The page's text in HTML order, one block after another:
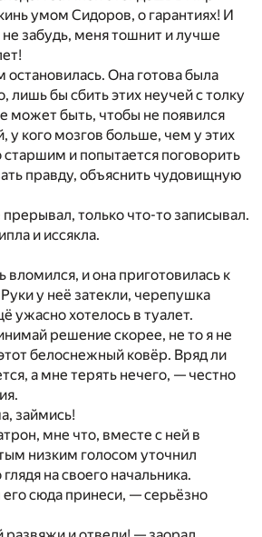
умом Сидоров, о гарантиях! И
забудь, меня тошнит и лучше
остановилась. Она готова была
лишь бы сбить этих неучей с толку
может быть, чтобы не появился
у кого мозгов больше, чем у этих
и попытается поговорить
правду, объяснить чудовищную
только что-то записывал.
и иссякла.
вломился, и она приготовилась к
у неё затекли, черепушка
ужасно хотелось в туалет.
решение скорее, не то я не
белоснежный ковёр. Вряд ли
а мне терять нечего, — честно
займись!
мне что, вместе с ней в
низким голосом уточнил
на своего начальника.
сюда принеси, — серьёзно